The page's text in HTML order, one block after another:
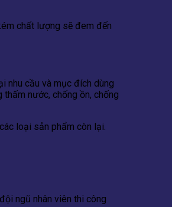
chất lượng sẽ đem đến
nhu cầu và mục đích dùng
nước, chống ồn, chống
loại sản phẩm còn lại.
ngũ nhân viên thi công